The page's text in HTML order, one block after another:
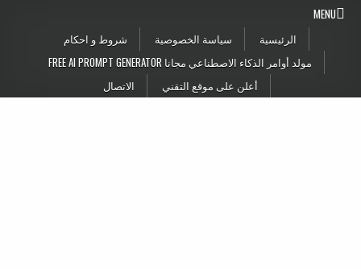
Skip to content
MENU
الرئيسية
سياسة الخصوصية
شروط و احكام
مولد أوامر الذكاء الاصطناعي مجانا FREE AI PROMPT GENERATOR
أعلن على موقع التقني
الاتصال